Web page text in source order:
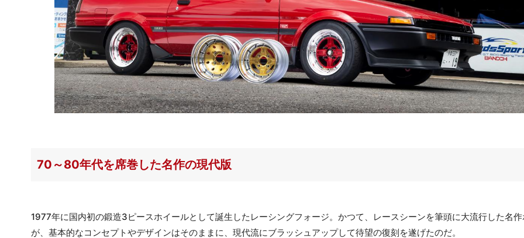
70～80年代を席巻した名作の現代版
1977年に国内初の鍛造3ピースホイールとして誕生したレーシングフォージ。かつて、レースシーンを筆頭に大流行した名
が、基本的なコンセプトやデザインはそのままに、現代流にブラッシュアップして待望の復刻を遂げたのだ。